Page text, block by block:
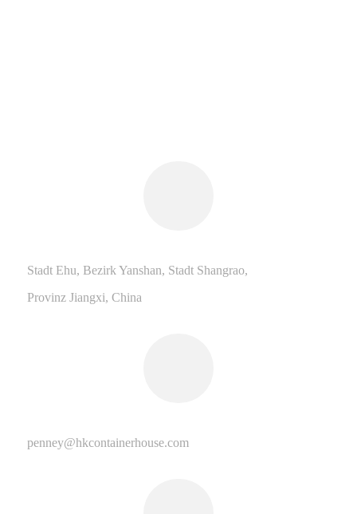
Stadt Ehu, Bezirk Yanshan, Stadt Shangrao,
Provinz Jiangxi, China
penney@hkcontainerhouse.com